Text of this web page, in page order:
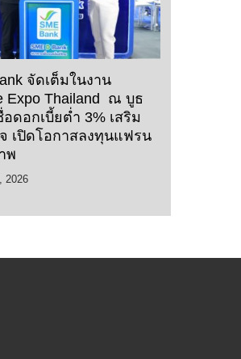
จัดเต็มในงาน
Expo Thailand ณ บูธ
ดอกเบี้ยต่ำ 3% เสริม
เปิดโอกาสลงทุนแฟรน
พ
2026